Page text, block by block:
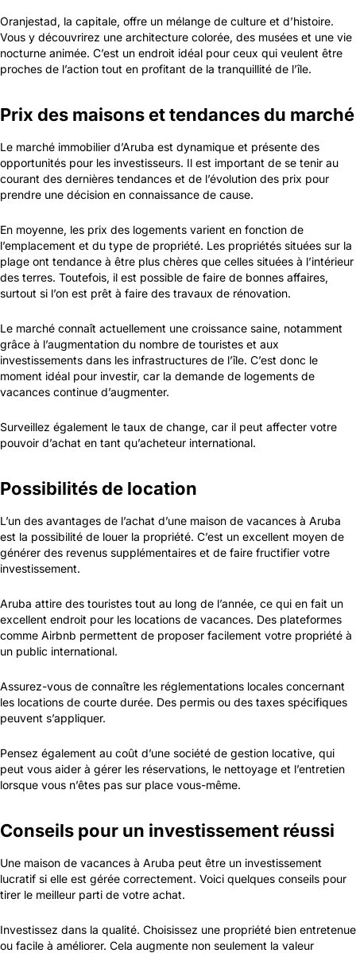
Oranjestad, la capitale, offre un mélange de culture et d’histoire.
Vous y découvrirez une architecture colorée, des musées et une vie
nocturne animée. C’est un endroit idéal pour ceux qui veulent être
proches de l’action tout en profitant de la tranquillité de l’île.
Prix des maisons et tendances du marché
Le marché immobilier d’Aruba est dynamique et présente des
opportunités pour les investisseurs. Il est important de se tenir au
courant des dernières tendances et de l’évolution des prix pour
prendre une décision en connaissance de cause.
En moyenne, les prix des logements varient en fonction de
l’emplacement et du type de propriété. Les propriétés situées sur la
plage ont tendance à être plus chères que celles situées à l’intérieur
des terres. Toutefois, il est possible de faire de bonnes affaires,
surtout si l’on est prêt à faire des travaux de rénovation.
Le marché connaît actuellement une croissance saine, notamment
grâce à l’augmentation du nombre de touristes et aux
investissements dans les infrastructures de l’île. C’est donc le
moment idéal pour investir, car la demande de logements de
vacances continue d’augmenter.
Surveillez également le taux de change, car il peut affecter votre
pouvoir d’achat en tant qu’acheteur international.
Possibilités de location
L’un des avantages de l’achat d’une maison de vacances à Aruba
est la possibilité de louer la propriété. C’est un excellent moyen de
générer des revenus supplémentaires et de faire fructifier votre
investissement.
Aruba attire des touristes tout au long de l’année, ce qui en fait un
excellent endroit pour les locations de vacances. Des plateformes
comme Airbnb permettent de proposer facilement votre propriété à
un public international.
Assurez-vous de connaître les réglementations locales concernant
les locations de courte durée. Des permis ou des taxes spécifiques
peuvent s’appliquer.
Pensez également au coût d’une société de gestion locative, qui
peut vous aider à gérer les réservations, le nettoyage et l’entretien
lorsque vous n’êtes pas sur place vous-même.
Conseils pour un investissement réussi
Une maison de vacances à Aruba peut être un investissement
lucratif si elle est gérée correctement. Voici quelques conseils pour
tirer le meilleur parti de votre achat.
Investissez dans la qualité. Choisissez une propriété bien entretenue
ou facile à améliorer. Cela augmente non seulement la valeur